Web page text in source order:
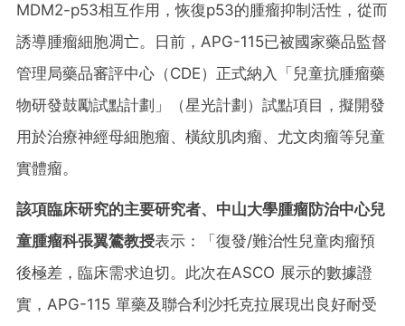
MDM2-p53相互作用，恢復p53的腫瘤抑制活性，從而
誘導腫瘤細胞凋亡。日前，APG-115已被國家藥品監督
管理局藥品審評中心（CDE）正式納入
「 兒童抗腫瘤藥
物研發鼓勵試點計劃 」
（星光計劃）試點項目，擬開發
用於治療神經母細胞瘤、橫紋肌肉瘤、尤文肉瘤等兒童
實體瘤。
該項臨床研究的主要研究者、中山大學腫瘤防治中心兒
童腫瘤科張翼鷟教授表示： 「 復發/難治性兒童肉瘤預
後極差，臨床需求迫切。此次在ASCO 展示的數據證
實，APG-115 單藥及聯合利沙托克拉展現出良好耐受